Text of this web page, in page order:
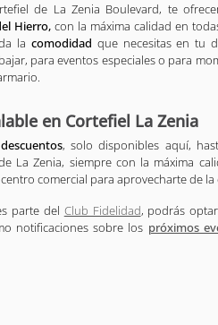
de La Zenia Boulevard, te
Hierro, con la máxima calidad en
la comodidad que necesitas en tu
para eventos especiales o para
en Cortefiel La Zenia
, solo disponibles aquí,
La Zenia, siempre con la máxima
comercial para aprovecharte de
parte del Club Fidelidad, podrás
notificaciones sobre los próximos